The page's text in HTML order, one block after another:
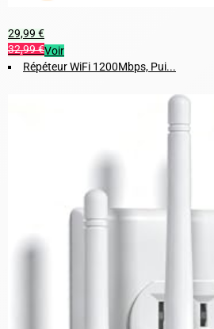
29,99 €
32,99 €Voir
Répéteur WiFi 1200Mbps, Pui...